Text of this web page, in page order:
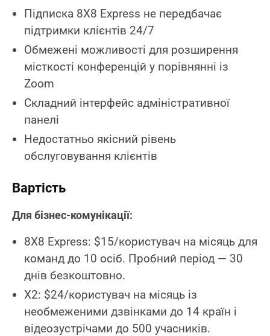
Підписка 8X8 Express не передбачає
підтримки клієнтів 24/7
Обмежені можливості для розширення
місткості конференцій у порівнянні із
Zoom
Складний інтерфейс адміністративної
панелі
Недостатньо якісний рівень
обслуговування клієнтів
Вартість
Для бізнес-комунікації:
8X8 Express: $15/користувач на місяць для
команд до 10 осіб. Пробний період — 30
днів безкоштовно.
X2: $24/користувач на місяць із
необмеженими дзвінками до 14 країн і
відеозустрічами до 500 учасників.